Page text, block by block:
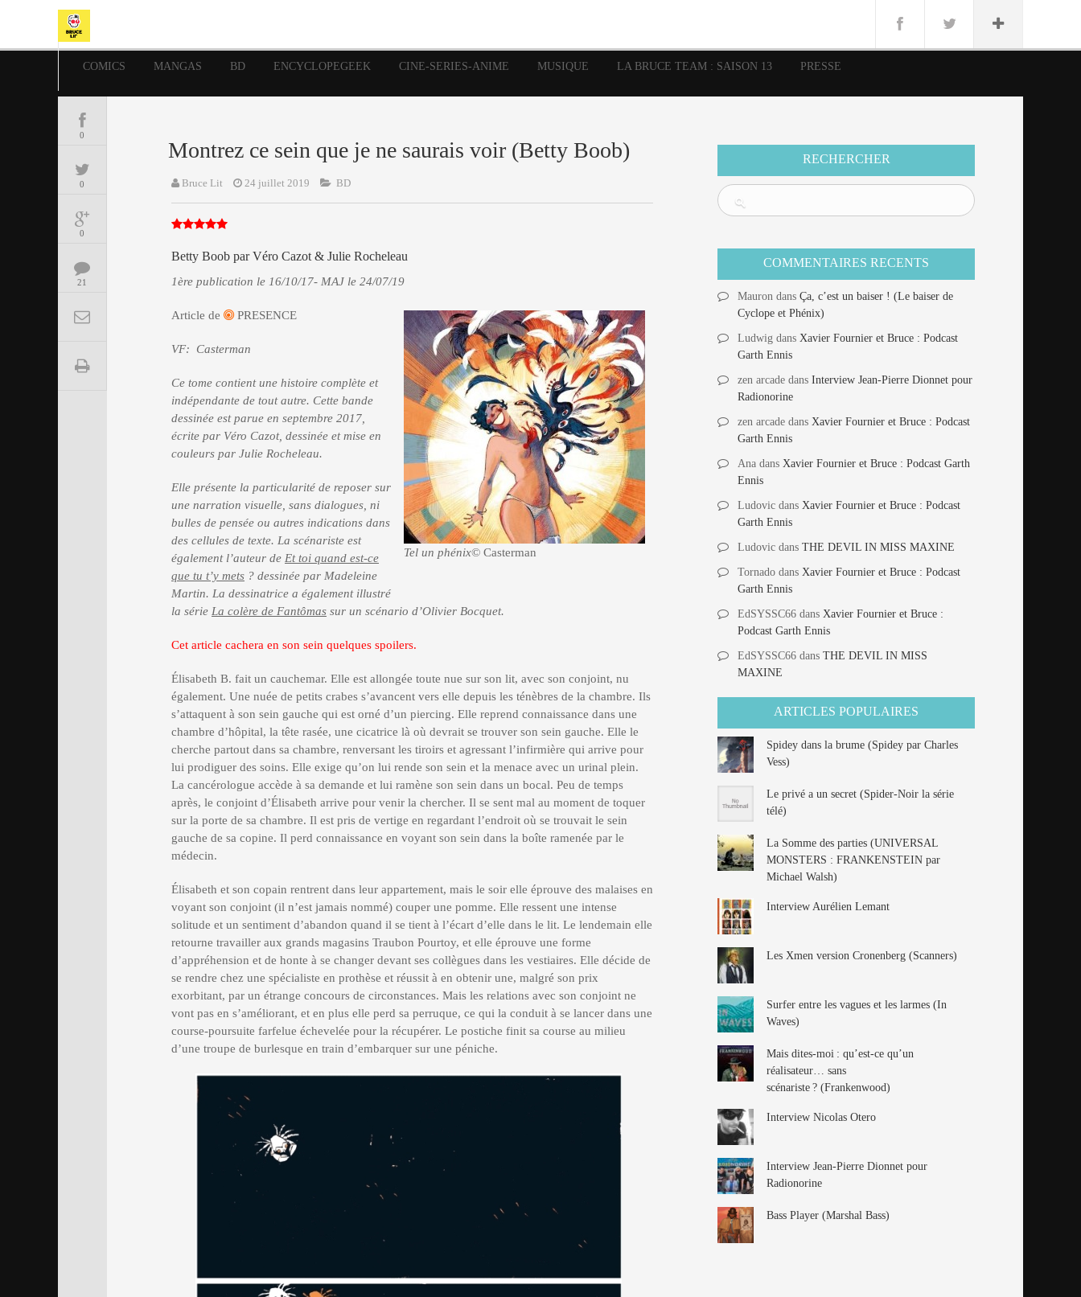
COMICS MANGAS BD ENCYCLOPEGEEK CINE-SERIES-ANIME MUSIQUE LA BRUCE TEAM : SAISON 13 PRESSE
0
0
0
21
Montrez ce sein que je ne saurais voir (Betty Boob)
Bruce Lit 24 juillet 2019 BD
Betty Boob par Véro Cazot & Julie Rocheleau
1ère publication le 16/10/17- MAJ le 24/07/19
Tel un phénix© Casterman
Article de PRESENCE
VF: Casterman
Ce tome contient une histoire complète et
indépendante de tout autre. Cette bande
dessinée est parue en septembre 2017,
écrite par Véro Cazot, dessinée et mise en
couleurs par Julie Rocheleau.
Elle présente la particularité de reposer sur
une narration visuelle, sans dialogues, ni
bulles de pensée ou autres indications dans
des cellules de texte. La scénariste est
également l’auteur de Et toi quand est-ce
que tu t’y mets ? dessinée par Madeleine
Martin. La dessinatrice a également illustré
la série La colère de Fantômas sur un scénario d’Olivier Bocquet.
Cet article cachera en son sein quelques spoilers.
Élisabeth B. fait un cauchemar. Elle est allongée toute nue sur son lit, avec son conjoint, nu
également. Une nuée de petits crabes s’avancent vers elle depuis les ténèbres de la chambre. Ils
s’attaquent à son sein gauche qui est orné d’un piercing. Elle reprend connaissance dans une
chambre d’hôpital, la tête rasée, une cicatrice là où devrait se trouver son sein gauche. Elle le
cherche partout dans sa chambre, renversant les tiroirs et agressant l’infirmière qui arrive pour
lui prodiguer des soins. Elle exige qu’on lui rende son sein et la menace avec un urinal plein.
La cancérologue accède à sa demande et lui ramène son sein dans un bocal. Peu de temps
après, le conjoint d’Élisabeth arrive pour venir la chercher. Il se sent mal au moment de toquer
sur la porte de sa chambre. Il est pris de vertige en regardant l’endroit où se trouvait le sein
gauche de sa copine. Il perd connaissance en voyant son sein dans la boîte ramenée par le
médecin.
Élisabeth et son copain rentrent dans leur appartement, mais le soir elle éprouve des malaises en
voyant son conjoint (il n’est jamais nommé) couper une pomme. Elle ressent une intense
solitude et un sentiment d’abandon quand il se tient à l’écart d’elle dans le lit. Le lendemain elle
retourne travailler aux grands magasins Traubon Pourtoy, et elle éprouve une forme
d’appréhension et de honte à se changer devant ses collègues dans les vestiaires. Elle décide de
se rendre chez une spécialiste en prothèse et réussit à en obtenir une, malgré son prix
exorbitant, par un étrange concours de circonstances. Mais les relations avec son conjoint ne
vont pas en s’améliorant, et en plus elle perd sa perruque, ce qui la conduit à se lancer dans une
course-poursuite farfelue échevelée pour la récupérer. Le postiche finit sa course au milieu
d’une troupe de burlesque en train d’embarquer sur une péniche.
RECHERCHER
COMMENTAIRES RECENTS
Mauron dansÇa, c’est un baiser ! (Le baiser de
Cyclope et Phénix)
Ludwig dansXavier Fournier et Bruce : Podcast
Garth Ennis
zen arcade dansInterview Jean-Pierre Dionnet pour
Radionorine
zen arcade dansXavier Fournier et Bruce : Podcast
Garth Ennis
Ana dansXavier Fournier et Bruce : Podcast Garth
Ennis
Ludovic dansXavier Fournier et Bruce : Podcast
Garth Ennis
Ludovic dansTHE DEVIL IN MISS MAXINE
Tornado dansXavier Fournier et Bruce : Podcast
Garth Ennis
EdSYSSC66 dansXavier Fournier et Bruce :
Podcast Garth Ennis
EdSYSSC66 dansTHE DEVIL IN MISS
MAXINE
ARTICLES POPULAIRES
Spidey dans la brume (Spidey par Charles
Vess)
Le privé a un secret (Spider-Noir la série
télé)
La Somme des parties (UNIVERSAL
MONSTERS : FRANKENSTEIN par
Michael Walsh)
Interview Aurélien Lemant
Les Xmen version Cronenberg (Scanners)
Surfer entre les vagues et les larmes (In
Waves)
Mais dites-moi : qu’est-ce qu’un
réalisateur… sans
scénariste ? (Frankenwood)
Interview Nicolas Otero
Interview Jean-Pierre Dionnet pour
Radionorine
Bass Player (Marshal Bass)
Mangas Marvel Mattie boy Musique
Panini Présence
Punisher Rock Semic Special Guest Spidey Superman